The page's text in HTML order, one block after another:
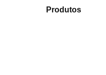
Produtos